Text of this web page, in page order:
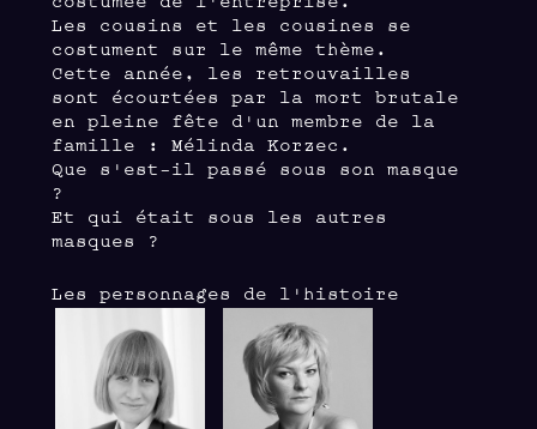
Les cousins et les cousines se
costument sur le même thème.
Cette année, les retrouvailles
sont écourtées par la mort brutale
en pleine fête d'un membre de la
famille : Mélinda Korzec.
Que s'est-il passé sous son masque
?
Et qui était sous les autres
masques ?
Les personnages de l'histoire